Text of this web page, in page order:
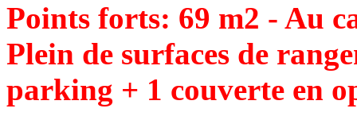
Points forts: 69 m2 - Au
Plein de surfaces de
parking + 1 couverte en